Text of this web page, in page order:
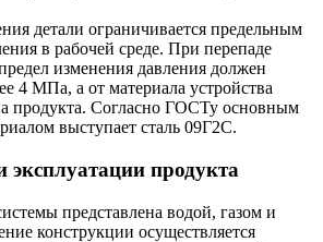
детали ограничивается предельным
в рабочей среде. При перепаде
изменения давления должен
4 МПа, а от материала устройства
продукта. Согласно ГОСТу основным
выступает сталь 09Г2С.
эксплуатации продукта
представлена водой, газом и
конструкции осуществляется